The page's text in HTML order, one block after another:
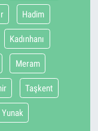
Hadim
Kadınhanı
Meram
Taşkent
Yunak